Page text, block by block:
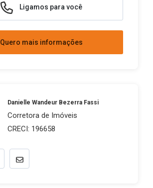
Ligamos para você
Quero mais informações
Danielle Wandeur Bezerra Fassi
Corretora de Imóveis
CRECI: 196658